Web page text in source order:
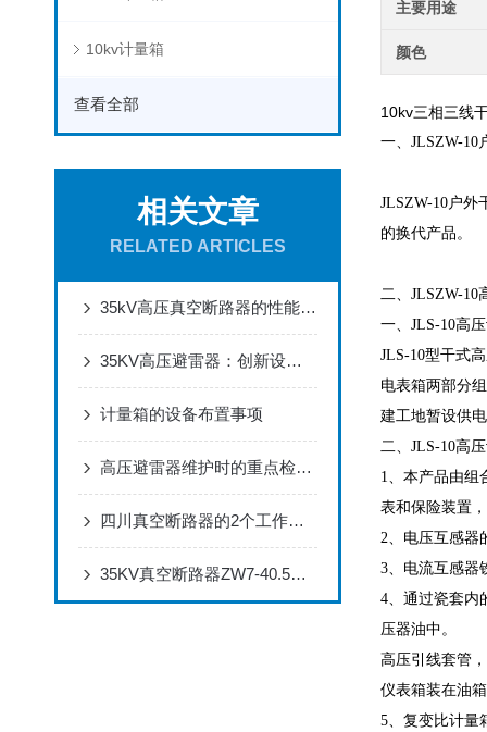
10kv计量箱
查看全部
相关文章
RELATED ARTICLES
35kV高压真空断路器的性能与优势：高效切断与可靠保护，助力电力工程升级
35KV高压避雷器：创新设计，高效防护，提升电力系统可靠性
计量箱的设备布置事项
高压避雷器维护时的重点检查方向
四川真空断路器的2个工作原理
35KV真空断路器ZW7-40.5说明书
主要用途
颜色
10kv三相三线
一、JLSZW-10
JLSZW-10户外
的换代产品。
二、JLSZW-10
一、JLS-10高
JLS-10型干式
电表箱两部分
建工地暂设供
二、JLS-10高
1、本产品由组
表和保险装置
2、电压互感器
3、电流互感器
4、通过瓷套内
压器油中。
高压引线套管
仪表箱装在油
5、复变比计量